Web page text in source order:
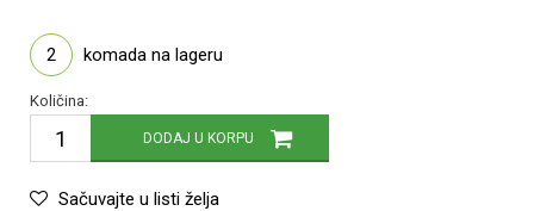
2 komada na lageru
Količina:
DODAJ U KORPU
Sačuvajte u listi želja